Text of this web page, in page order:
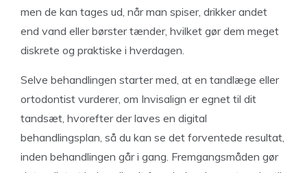
men de kan tages ud, når man spiser, drikker andet
end vand eller børster tænder, hvilket gør dem meget
diskrete og praktiske i hverdagen.
Selve behandlingen starter med, at en tandlæge eller
ortodontist vurderer, om Invisalign er egnet til dit
tandsæt, hvorefter der laves en digital
behandlingsplan, så du kan se det forventede resultat,
inden behandlingen går i gang. Fremgangsmåden gør